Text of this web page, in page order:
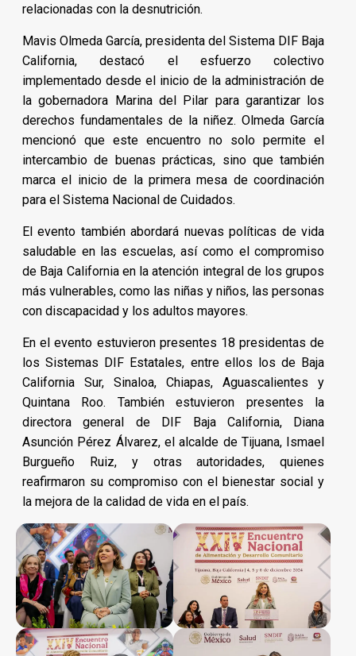
relacionadas con la desnutrición.
Mavis Olmeda García, presidenta del Sistema DIF Baja
California, destacó el esfuerzo colectivo
implementado desde el inicio de la administración de
la gobernadora Marina del Pilar para garantizar los
derechos fundamentales de la niñez. Olmeda García
mencionó que este encuentro no solo permite el
intercambio de buenas prácticas, sino que también
marca el inicio de la primera mesa de coordinación
para el Sistema Nacional de Cuidados.
El evento también abordará nuevas políticas de vida
saludable en las escuelas, así como el compromiso
de Baja California en la atención integral de los grupos
más vulnerables, como las niñas y niños, las personas
con discapacidad y los adultos mayores.
En el evento estuvieron presentes 18 presidentas de
los Sistemas DIF Estatales, entre ellos los de Baja
California Sur, Sinaloa, Chiapas, Aguascalientes y
Quintana Roo. También estuvieron presentes la
directora general de DIF Baja California, Diana
Asunción Pérez Álvarez, el alcalde de Tijuana, Ismael
Burgueño Ruiz, y otras autoridades, quienes
reafirmaron su compromiso con el bienestar social y
la mejora de la calidad de vida en el país.